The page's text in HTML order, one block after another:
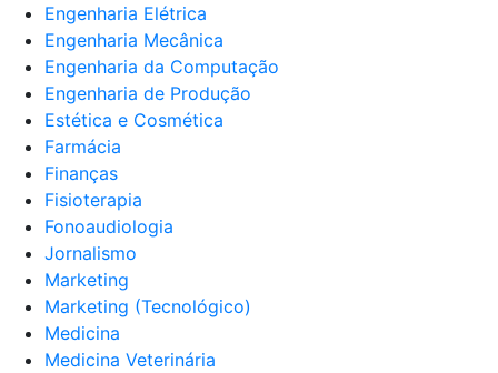
Engenharia Elétrica
Engenharia Mecânica
Engenharia da Computação
Engenharia de Produção
Estética e Cosmética
Farmácia
Finanças
Fisioterapia
Fonoaudiologia
Jornalismo
Marketing
Marketing (Tecnológico)
Medicina
Medicina Veterinária